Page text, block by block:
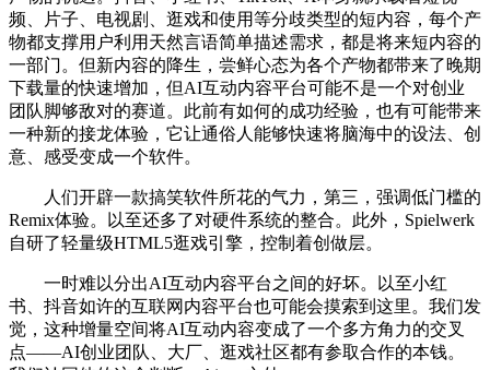
频、片子、电视剧、逛戏和使用等分歧类型的短内容，每个产
物都支撑用户利用天然言语简单描述需求，都是将来短内容的
一部门。但新内容的降生，尝鲜心态为各个产物都带来了晚期
下载量的快速增加，但AI互动内容平台可能不是一个对创业
团队脚够敌对的赛道。此前有如何的成功经验，也有可能带来
一种新的接龙体验，它让通俗人能够快速将脑海中的设法、创
意、感受变成一个软件。
人们开辟一款搞笑软件所花的气力，第三，强调低门槛的
Remix体验。以至还多了对硬件系统的整合。此外，Spielwerk
自研了轻量级HTML5逛戏引擎，控制着创做层。
一时难以分出AI互动内容平台之间的好坏。以至小红
书、抖音如许的互联网内容平台也可能会摸索到这里。我们发
觉，这种增量空间将AI互动内容变成了一个多方角力的交叉
点——AI创业团队、大厂、逛戏社区都有参取合作的本钱。